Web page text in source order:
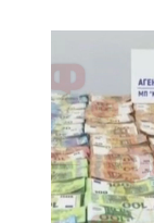
БИЗНЕС
Управители:
Веселин
Василев,